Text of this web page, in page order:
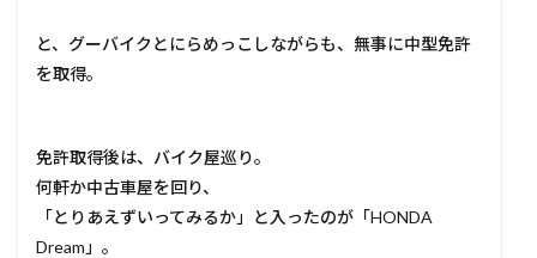
と、グーバイクとにらめっこしながらも、無事に中型免許
を取得。
免許取得後は、バイク屋巡り。
何軒か中古車屋を回り、
「とりあえずいってみるか」と入ったのが「HONDA
Dream」。